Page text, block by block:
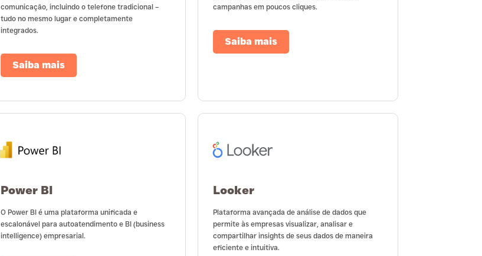
comunicação, incluindo o telefone tradicional –
tudo no mesmo lugar e completamente
integrados.
Saiba mais
campanhas em poucos cliques.
Saiba mais
Power BI
O Power BI é uma plataforma unificada e
escalonável para autoatendimento e BI (business
intelligence) empresarial.
Looker
Plataforma avançada de análise de dados que
permite às empresas visualizar, analisar e
compartilhar insights de seus dados de maneira
eficiente e intuitiva.